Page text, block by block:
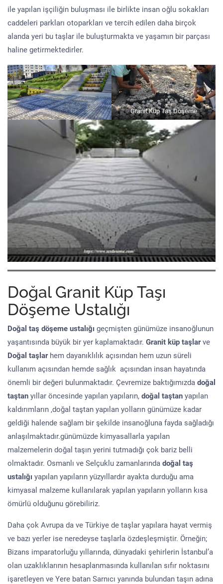
ile yapılan işçiliğin buluşması ile birlikte insan oğlu sokakları
caddeleri parkları otoparkları ve tercih edilen daha birçok
alanda yeri bu taşlar ile buluşturmakta ve yaşamın bir parçası
haline getirmektedirler.
Granit Küp Taş Döşeme
Doğal Granit Küp Taşı
Döşeme Ustalığı
Doğal taş döşeme ustalığı geçmişten günümüze insanoğlunun
yaşantısında büyük bir yer kaplamaktadır. Granit küp taşlarve
Doğal taşlar hem dayanıklılık açısından hem uzun süreli
kullanım açısından hemde sağlık açısından insan hayatında
önemli bir değeri bulunmaktadır. Çevremize baktığımızda doğal
taştan yıllar öncesinde yapılan yapıların, doğal taştan yapılan
kaldırımların ,doğal taştan yapılan yolların günümüze kadar
geldiği halende sağlam bir şekilde insanoğluna fayda sağladığı
anlaşılmaktadır.günümüzde kimyasallarla yapılan
malzemelerin doğal taşın yerini tutmadığı çok bariz belli
olmaktadır. Osmanlı ve Selçuklu zamanlarında doğal taş
ustalığı yapılan yapıların yüzyıllardır ayakta durduğu ama
kimyasal malzeme kullanılarak yapılan yapıların yolların kısa
ömürlü olduğunu görebiliriz.
Daha çok Avrupa da ve Türkiye de taşlar yapılara hayat vermiş
ve bazı yerler ise neredeyse taşlarla özdeşleşmiştir. Örneğin;
Bizans imparatorluğu yıllarında, dünyadaki şehirlerin İstanbul’a
olan uzaklıklarının hesaplanmasında kullanılan sıfır noktasını
işaretleyen ve Yere batan Sarnıcı yanında bulundan taşın adına